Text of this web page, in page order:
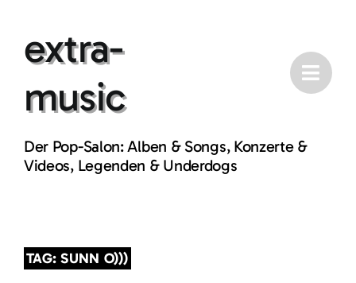
contentextra-
music
Der Pop-Salon: Alben & Songs, Konzerte &
Videos, Legenden & Underdogs
TAG: SUNN O)))